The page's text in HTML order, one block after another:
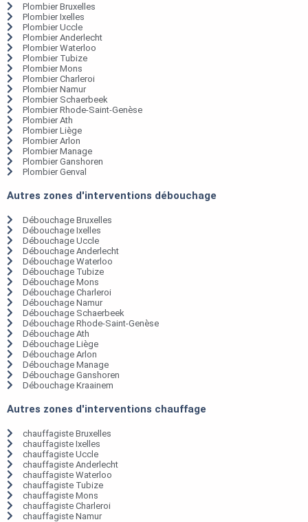
Plombier Bruxelles
Plombier Ixelles
Plombier Uccle
Plombier Anderlecht
Plombier Waterloo
Plombier Tubize
Plombier Mons
Plombier Charleroi
Plombier Namur
Plombier Schaerbeek
Plombier Rhode-Saint-Genèse
Plombier Ath
Plombier Liège
Plombier Arlon
Plombier Manage
Plombier Ganshoren
Plombier Genval
Autres zones d'interventions débouchage
Débouchage Bruxelles
Débouchage Ixelles
Débouchage Uccle
Débouchage Anderlecht
Débouchage Waterloo
Débouchage Tubize
Débouchage Mons
Débouchage Charleroi
Débouchage Namur
Débouchage Schaerbeek
Débouchage Rhode-Saint-Genèse
Débouchage Ath
Débouchage Liège
Débouchage Arlon
Débouchage Manage
Débouchage Ganshoren
Débouchage Kraainem
Autres zones d'interventions chauffage
chauffagiste Bruxelles
chauffagiste Ixelles
chauffagiste Uccle
chauffagiste Anderlecht
chauffagiste Waterloo
chauffagiste Tubize
chauffagiste Mons
chauffagiste Charleroi
chauffagiste Namur